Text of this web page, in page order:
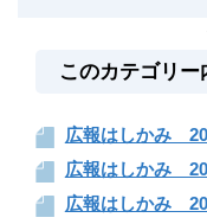
このカテゴリ
広報はしかみ
広報はしかみ
広報はしかみ